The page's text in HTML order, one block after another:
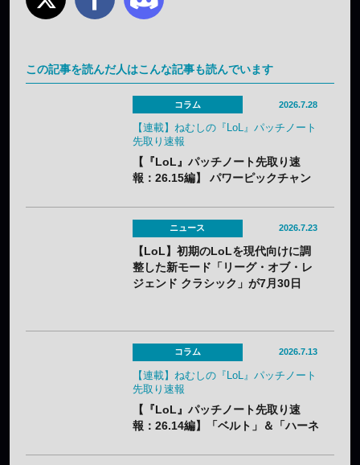
この記事を読んだ人はこんな記事も読んでいます
コラム 2026.7.28
【連載】ねむしの『LoL』パッチノート
先取り速報
【『LoL』パッチノート先取り速
報：26.15編】 パワーピックチャン
いにナーフ。「バスティオンブレイ
カー」はやり過ぎバフでメタアイテ
ム必至？
ニュース 2026.7.23
【LoL】初期のLoLを現代向けに調
整した新モード「リーグ・オブ・レ
ジェンド クラシック」が7月30日
が登場
コラム 2026.7.13
【連載】ねむしの『LoL』パッチノート
先取り速報
【『LoL』パッチノート先取り速
報：26.14編】「ベルト」＆「ハーネ
後の戦術に大きな影響？